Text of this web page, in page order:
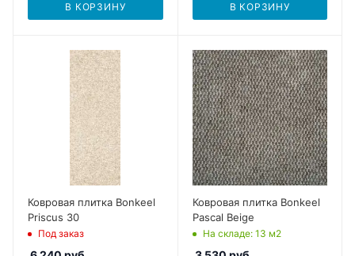
В КОРЗИНУ В КОРЗИНУ
Ковровая плитка Bonkeel
Priscus 30
Под заказ
Ковровая плитка Bonkeel
Pascal Beige
На складе: 13 м2